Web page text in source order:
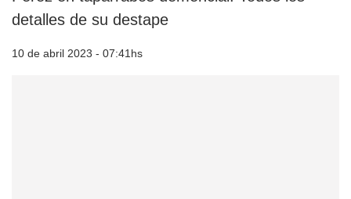
detalles de su destape
10 de abril 2023 - 07:41hs